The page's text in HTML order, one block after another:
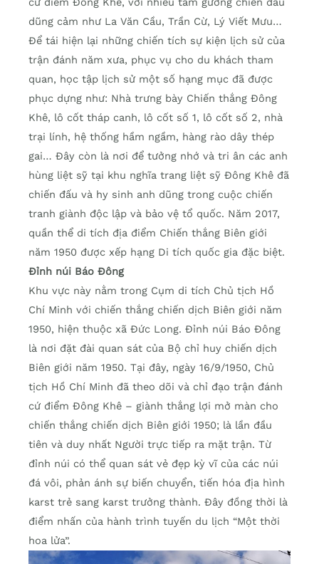
dũng cảm như La Văn Cầu, Trần Cừ, Lý Viết Mưu…
Để tái hiện lại những chiến tích sự kiện lịch sử của
trận đánh năm xưa, phục vụ cho du khách tham
quan, học tập lịch sử một số hạng mục đã được
phục dựng như: Nhà trưng bày Chiến thắng Đông
Khê, lô cốt tháp canh, lô cốt số 1, lô cốt số 2, nhà
trại lính, hệ thống hầm ngầm, hàng rào dây thép
gai… Đây còn là nơi để tưởng nhớ và tri ân các anh
hùng liệt sỹ tại khu nghĩa trang liệt sỹ Đông Khê đã
chiến đấu và hy sinh anh dũng trong cuộc chiến
tranh giành độc lập và bảo vệ tổ quốc. Năm 2017,
quần thể di tích địa điểm Chiến thắng Biên giới
năm 1950 được xếp hạng Di tích quốc gia đặc biệt.
Đỉnh núi Báo Đông
Khu vực này nằm trong Cụm di tích Chủ tịch Hồ
Chí Minh với chiến thắng chiến dịch Biên giới năm
1950, hiện thuộc xã Đức Long. Đỉnh núi Báo Đông
là nơi đặt đài quan sát của Bộ chỉ huy chiến dịch
Biên giới năm 1950. Tại đây, ngày 16/9/1950, Chủ
tịch Hồ Chí Minh đã theo dõi và chỉ đạo trận đánh
cứ điểm Đông Khê – giành thắng lợi mở màn cho
chiến thắng chiến dịch Biên giới 1950; là lần đầu
tiên và duy nhất Người trực tiếp ra mặt trận. Từ
đỉnh núi có thể quan sát vẻ đẹp kỳ vĩ của các núi
đá vôi, phản ánh sự biến chuyển, tiến hóa địa hình
karst trẻ sang karst trưởng thành. Đây đồng thời là
điểm nhấn của hành trình tuyến du lịch “Một thời
hoa lửa”.